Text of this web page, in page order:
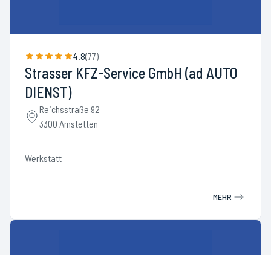
4.8(77)
Strasser KFZ-Service GmbH (ad AUTO
DIENST)
Reichsstraße 92
3300 Amstetten
Werkstatt
MEHR